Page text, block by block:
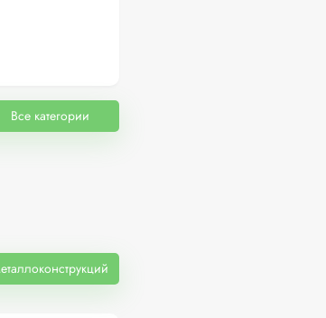
Все категории